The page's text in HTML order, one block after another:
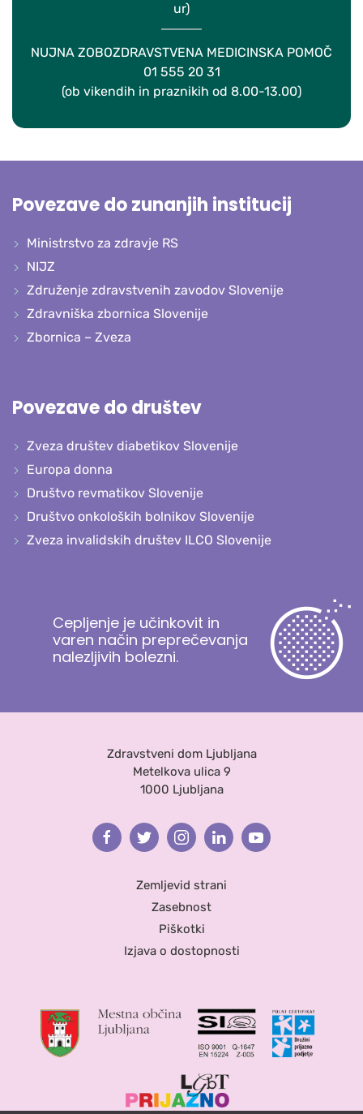
ur)
NUJNA ZOBOZDRAVSTVENA MEDICINSKA POMOČ
01 555 20 31
(ob vikendih in praznikih od 8.00-13.00)
Povezave do zunanjih institucij
Ministrstvo za zdravje RS
NIJZ
Združenje zdravstvenih zavodov Slovenije
Zdravniška zbornica Slovenije
Zbornica – Zveza
Povezave do društev
Zveza društev diabetikov Slovenije
Europa donna
Društvo revmatikov Slovenije
Društvo onkoloških bolnikov Slovenije
Zveza invalidskih društev ILCO Slovenije
Cepljenje je učinkovit in
varen način preprečevanja
nalezljivih bolezni.
Zdravstveni dom Ljubljana
Metelkova ulica 9
1000 Ljubljana
FacebookTwitterInstagramLinkedinYoutube
Zemljevid strani
Zasebnost
Piškotki
Izjava o dostopnosti